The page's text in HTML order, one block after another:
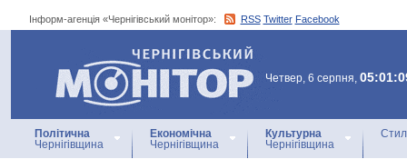
Інформ-агенція «Чернігівський монітор»: RSS Twitter Facebook
Інформ-агенція
«Чернігівський монітор»
Четвер, 6 серпня,
Політична
Чернігівщина
Економічна
Чернігівщина
Культурна
Чернігівщина